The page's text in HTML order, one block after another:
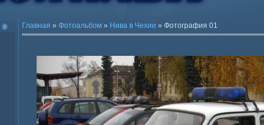
Главная » Фотоальбом » Нива в Чехии » Фотография 01